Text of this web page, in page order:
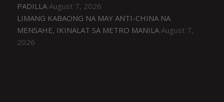
PADILLA August 7, 2026
LIMANG KABAONG NA MAY ANTI-CHINA NA
MENSAHE, IKINALAT SA METRO MANILA August 7,
2026